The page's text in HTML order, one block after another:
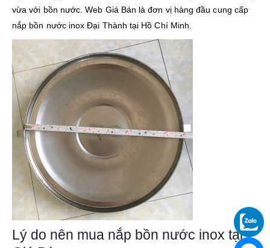
vừa với bồn nước. Web Giá Bán là đơn vị hàng đầu cung cấp
nắp bồn nước inox Đại Thành tại Hồ Chí Minh.
Lý do nên mua nắp bồn nước inox tại